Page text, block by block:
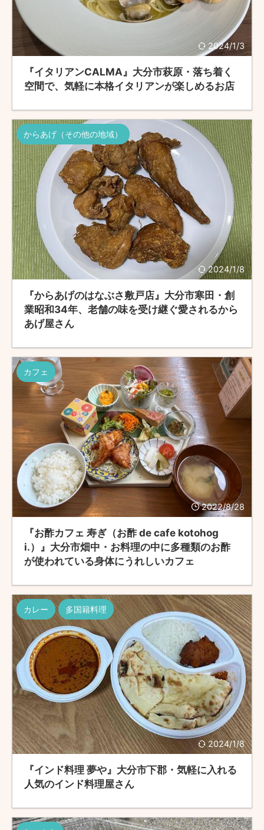
2024/1/3
『イタリアンCALMA』大分市萩原・落ち着く
空間で、気軽に本格イタリアンが楽しめるお店
2024/1/8
からあげ（その他の地域）
『からあげのはなぶさ敷戸店』大分市寒田・創
業昭和34年、老舗の味を受け継ぐ愛されるから
あげ屋さん
2022/8/28
カフェ
『お酢カフェ 寿ぎ（お酢 de cafe kotohog
i.）』大分市畑中・お料理の中に多種類のお酢
が使われている身体にうれしいカフェ
2024/1/8
カレー 多国籍料理
『インド料理 夢や』大分市下郡・気軽に入れる
人気のインド料理屋さん